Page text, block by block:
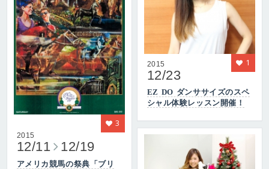
2015
12/11 12/19
アメリカ競馬の祭典「ブリ
3
2015
12/23
EZ DO ダンササイズのスペ
シャル体験レッスン開催！
1